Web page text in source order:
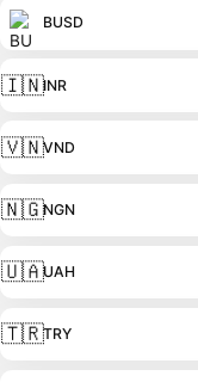
BUSD
🇮🇳INR
🇻🇳VND
🇳🇬NGN
🇺🇦UAH
🇹🇷TRY